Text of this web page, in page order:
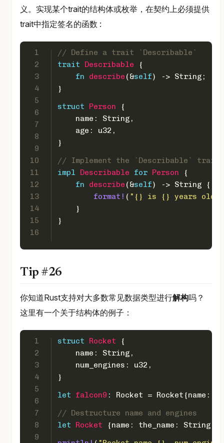
义。实现某个trait的结构体或枚举，在契约上必须提供
trait中指定签名的函数 :
1
2
3
4
5
6
7
8
9
10
11
12
13
14
15
16
// Define a trait `Describable`
trait
Describable {
fn
describe (&self) -> String ;
}
struct
Person {
    name:
String ,
    age:
u32 ,
}
// Implement the `Describable` trait
impl
Describable for Person {
fn
describe (&self) -> String {
format! ( "{} is {} years old."
    }
}
Tip #26
你知道Rust支持对大多数常见数据类型进行解构吗？
这里有一个关于结构体的例子：
1
2
3
4
5
6
7
8
9
struct Rocket {
    name:
String ,
    num_engines:
u32 ,
}
let
falcon9 : Rocket = Rocket{name:
// Destructure name and engines
let
Rocket {name: the_name: String